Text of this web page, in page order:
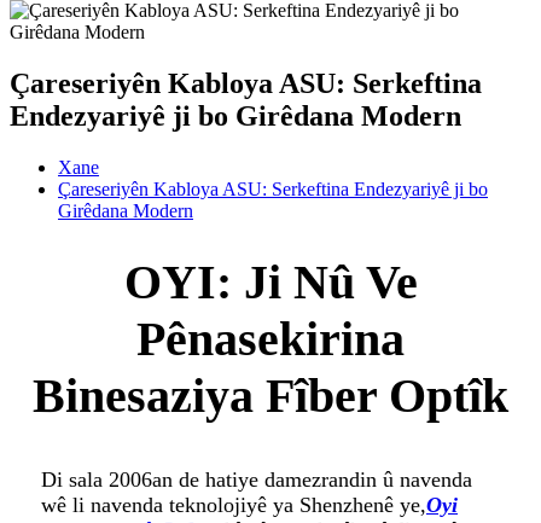
Çareseriyên Kabloya ASU: Serkeftina
Endezyariyê ji bo Girêdana Modern
Xane
Çareseriyên Kabloya ASU: Serkeftina Endezyariyê ji bo
Girêdana Modern
OYI: Ji Nû Ve
Pênasekirina
Binesaziya Fîber Optîk
Di sala 2006an de hatiye damezrandin û navenda
wê li navenda teknolojiyê ya Shenzhenê ye,Oyi